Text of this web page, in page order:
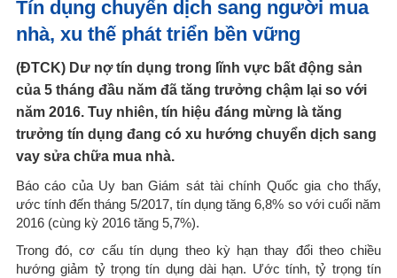
Tín dụng chuyển dịch sang người mua
nhà, xu thế phát triển bền vững
(ĐTCK) Dư nợ tín dụng trong lĩnh vực bất động sản
của 5 tháng đầu năm đã tăng trưởng chậm lại so với
năm 2016. Tuy nhiên, tín hiệu đáng mừng là tăng
trưởng tín dụng đang có xu hướng chuyển dịch sang
vay sửa chữa mua nhà.
Báo cáo của Uy ban Giám sát tài chính Quốc gia cho thấy,
ước tính đến tháng 5/2017, tín dụng tăng 6,8% so với cuối năm
2016 (cùng kỳ 2016 tăng 5,7%).
Trong đó, cơ cấu tín dụng theo kỳ hạn thay đổi theo chiều
hướng giảm tỷ trọng tín dụng dài hạn. Ước tính, tỷ trọng tín